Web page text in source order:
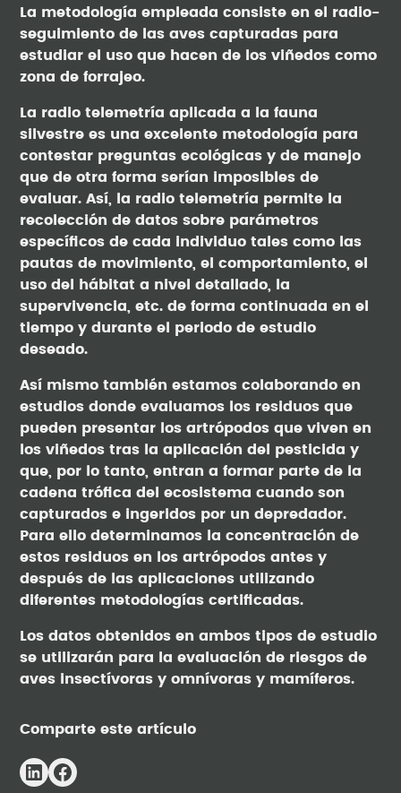
Comparte este artículo
La metodología empleada consiste en el radio-
seguimiento de las aves capturadas para
estudiar el uso que hacen de los viñedos como
zona de forrajeo.
La radio telemetría aplicada a la fauna
silvestre es una excelente metodología para
contestar preguntas ecológicas y de manejo
que de otra forma serían imposibles de
evaluar. Así, la radio telemetría permite la
recolección de datos sobre parámetros
específicos de cada individuo tales como las
pautas de movimiento, el comportamiento, el
uso del hábitat a nivel detallado, la
supervivencia, etc. de forma continuada en el
tiempo y durante el periodo de estudio
deseado.
Así mismo también estamos colaborando en
estudios donde evaluamos los residuos que
pueden presentar los artrópodos que viven en
los viñedos tras la aplicación del pesticida y
que, por lo tanto, entran a formar parte de la
cadena trófica del ecosistema cuando son
capturados e ingeridos por un depredador.
Para ello determinamos la concentración de
estos residuos en los artrópodos antes y
después de las aplicaciones utilizando
diferentes metodologías certificadas.
Los datos obtenidos en ambos tipos de estudio
se utilizarán para la evaluación de riesgos de
aves insectívoras y omnívoras y mamíferos.